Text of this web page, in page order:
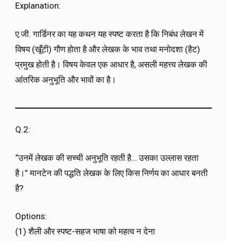
Explanation:
ए.जी. गार्डिनर का यह कथन यह स्पष्ट करता है कि निबंध लेखन में
विषय (खूँटी) गौण होता है और लेखक के भाव तथा मनोदशा (हैट)
प्रमुख होती है। विषय केवल एक आधार है, असली महत्त्व लेखक की
आंतरिक अनुभूति और भावों का है।
Q.2:
“उनमें लेखक की सच्ची अनुभूति रहती है… उसका उल्लास रहता
है।” मानटेन की पद्धति लेखक के लिए किस निर्णय का आधार बनती
है?
Options:
(1) शैली और स्पष्ट-सहज भाषा को महत्व न देना